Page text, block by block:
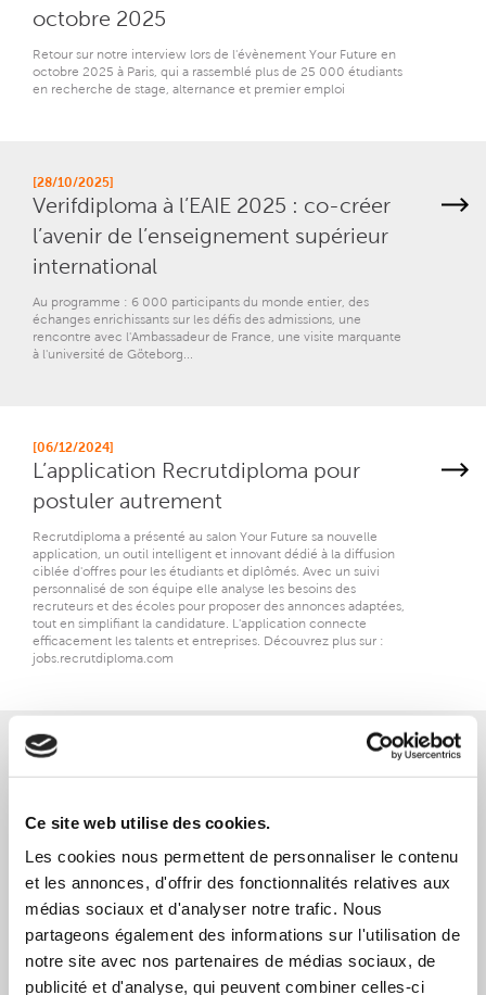
Ce site web utilise des cookies.
Les cookies nous permettent de personnaliser le contenu
et les annonces, d'offrir des fonctionnalités relatives aux
médias sociaux et d'analyser notre trafic. Nous
partageons également des informations sur l'utilisation de
notre site avec nos partenaires de médias sociaux, de
publicité et d'analyse, qui peuvent combiner celles-ci
octobre 2025
Retour sur notre interview lors de l'évènement Your Future en
octobre 2025 à Paris, qui a rassemblé plus de 25 000 étudiants
en recherche de stage, alternance et premier emploi
[28/10/2025]
Verifdiploma à l’EAIE 2025 : co-créer
l’avenir de l’enseignement supérieur
international
Au programme : 6 000 participants du monde entier, des
échanges enrichissants sur les défis des admissions, une
rencontre avec l'Ambassadeur de France, une visite marquante
à l'université de Göteborg...
[06/12/2024]
L’application Recrutdiploma pour
postuler autrement
Recrutdiploma a présenté au salon Your Future sa nouvelle
application, un outil intelligent et innovant dédié à la diffusion
ciblée d'offres pour les étudiants et diplômés. Avec un suivi
personnalisé de son équipe elle analyse les besoins des
recruteurs et des écoles pour proposer des annonces adaptées,
tout en simplifiant la candidature. L'application connecte
efficacement les talents et entreprises. Découvrez plus sur :
jobs.recrutdiploma.com
[28/11/2024]
SEE 2024 : L’évènement BtoB pour les
supérieur, de la recherche et de la
formation
Verifdiploma a participé à la première édition du Salon de
l'Expérience Étudiante (SEE) . Entre rencontres avec des
professionnels, animation d'un atelier et échanges enrichissants,
l'équipe a réaffirmé son engagement à sécuriser et valoriser les
parcours académiques. Une démarche collaborative pour un
écosystème éducatif transparent et de confiance.